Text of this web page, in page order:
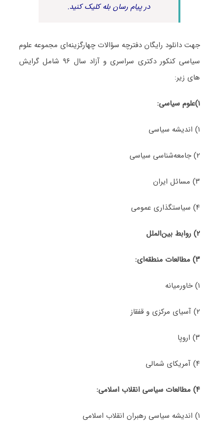
در پیام رسان بله کلیک کنید.
جهت دانلود رایگان دفترچه سؤالات چهارگزینه‌ای مجموعه علوم
سیاسی کنکور دکتری سراسری و آزاد سال ۹۶ شامل گرایش
های‌ زیر:
۱)علوم سیاسی:
۱) اندیشه سیاسی
۲) جامعه‌شناسی سیاسی
۳) مسائل ایران
۴) سیاستگذاری عمومی
۲) روابط بین‌الملل
۳) مطالعات منطقه‌ای:
۱) خاورمیانه
۲) آسیای مرکزی و قفقاز
۳) اروپا
۴) آمریکای شمالی
۴) مطالعات سیاسی انقلاب اسلامی:
۱) اندیشه سیاسی رهبران انقلاب اسلامی